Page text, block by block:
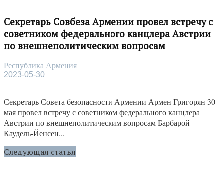
Секретарь Совбеза Армении провел встречу с
советником федерального канцлера Австрии
по внешнеполитическим вопросам
Республика Армения
2023-05-30
Секретарь Совета безопасности Армении Армен Григорян 30
мая провел встречу с советником федерального канцлера
Австрии по внешнеполитическим вопросам Барбарой
Каудель-Йенсен...
Следующая статья